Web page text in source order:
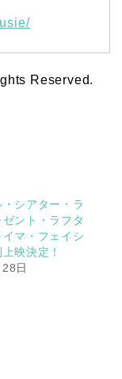
Reserved.
シアター・ラ
ント・ラフタ
マ・フェイシ
映決定！
日